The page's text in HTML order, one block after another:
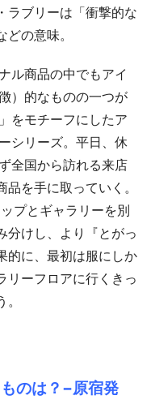
ラブリーは「衝撃的な
の意味。
ル商品の中でもアイ
）的なものの一つが
をモチーフにしたア
シリーズ。平日、休
全国から訪れる来店
を手に取っていく。
プとギャラリーを別
分けし、より『とがっ
的に、最初は服にしか
リーフロアに行くきっ
のは？−原宿発